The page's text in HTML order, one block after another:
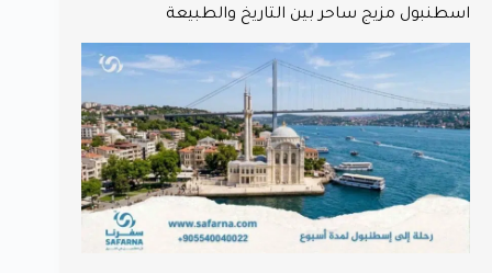
اسطنبول مزيج ساحر بين التاريخ والطبيعة